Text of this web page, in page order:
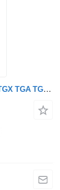
MAN 81.35010-6146 reducerare till MAN TGX TGA TGS dragbil